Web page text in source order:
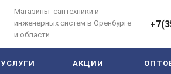
Магазины сантехники и
инженерных систем в Оренбурге
и области
УСЛУГИ АКЦИИ